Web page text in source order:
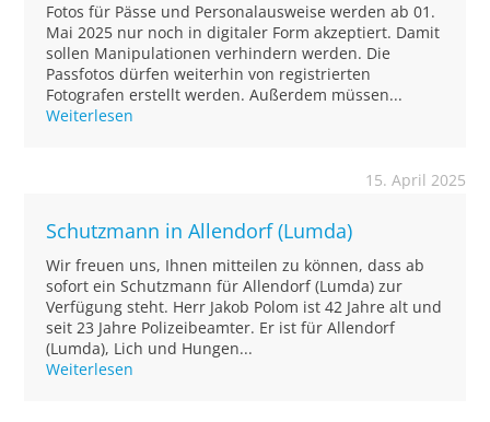
Fotos für Pässe und Personalausweise werden ab 01.
Mai 2025 nur noch in digitaler Form akzeptiert. Damit
sollen Manipulationen verhindern werden. Die
Passfotos dürfen weiterhin von registrierten
Fotografen erstellt werden. Außerdem müssen...
Weiterlesen
15. April 2025
Schutzmann in Allendorf (Lumda)
Wir freuen uns, Ihnen mitteilen zu können, dass ab
sofort ein Schutzmann für Allendorf (Lumda) zur
Verfügung steht. Herr Jakob Polom ist 42 Jahre alt und
seit 23 Jahre Polizeibeamter. Er ist für Allendorf
(Lumda), Lich und Hungen...
Weiterlesen